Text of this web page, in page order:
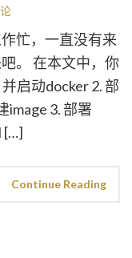
忙，一直没有来
。 在本文中，你
启动docker 2. 部
image 3. 部署
[…]
Continue Reading